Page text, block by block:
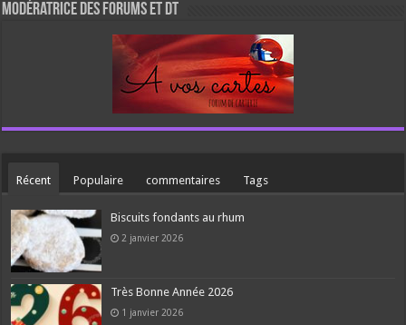
Modératrice des forums et DT
Récent Populaire commentaires Tags
Biscuits fondants au rhum
2 janvier 2026
Très Bonne Année 2026
1 janvier 2026